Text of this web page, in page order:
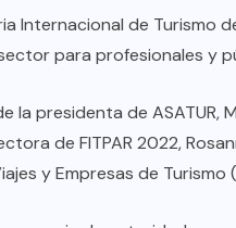
Internacional de Turismo
para profesionales y
la presidenta de ASATUR,
de FITPAR 2022,
y Empresas de Turismo